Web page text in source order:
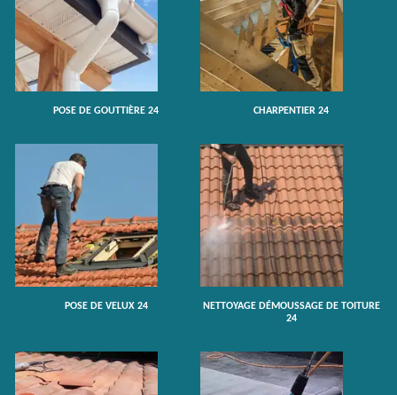
POSE DE GOUTTIÈRE 24 CHARPENTIER 24
POSE DE VELUX 24
NETTOYAGE DÉMOUSSAGE DE TOITURE
24